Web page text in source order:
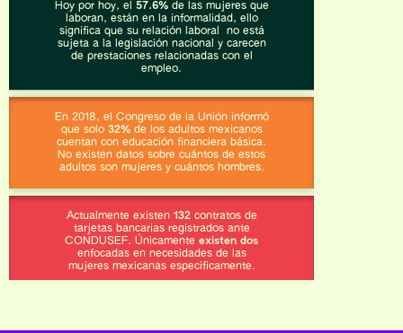
Hoy por hoy, el 57.6%de las mujeres que
laboran, están en la informalidad, ello
significa que su relación laboral no está
sujeta a la legislación nacional y carecen
de prestaciones relacionadas con el
empleo.
En 2018, el Congreso de la Unión informó
que solo32% de los adultos mexicanos
cuentan con educación financiera básica.
No existen datos sobre cuántos de estos
adultos son mujeres y cuántos hombres.
Actualmente existen 132contratos de
tarjetas bancarias registrados ante
CONDUSEF. Únicamente existen dos
enfocadas en necesidades de las
mujeres mexicanas especificamente.